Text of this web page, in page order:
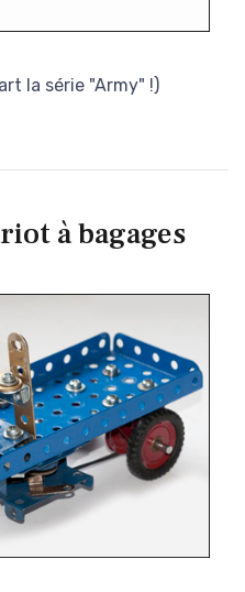
la série "Army" !)
à bagages